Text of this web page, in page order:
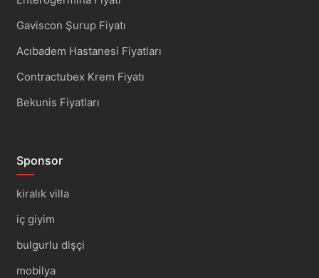
Gaviscon Şurup Fiyatı
Acıbadem Hastanesi Fiyatları
Contractubex Krem Fiyatı
Bekunis Fiyatları
Sponsor
kiralık villa
iç giyim
bulgurlu dişçi
mobilya